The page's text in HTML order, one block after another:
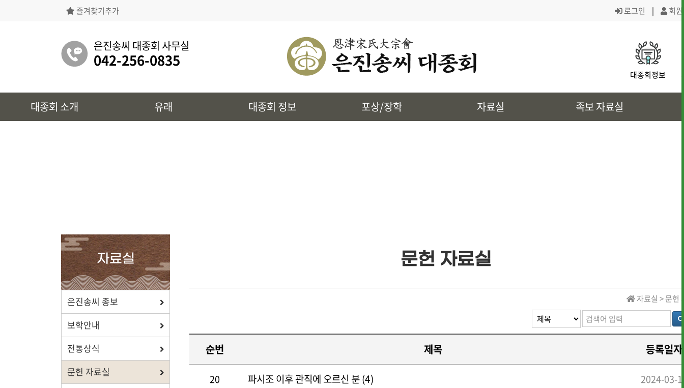
즐겨찾기추가 로그인 | 회
은진송씨 대종회 사무실
042-256-0835
대종회정보
대종회 소개 유래 대종회 정보 포상/장학 자료실 족보 자료실
· 역대회장,의
유래
시조 및 보관유리, 선대묘역을
· 송씨 근원
· 토정 집단공유허비
· 시조 및 본관유래
· 상하송촌리에 대하여
· 대전회덕 거주이유
· 삼강려 애각
· 상4대 신위
· 쌍청당과 대
포상/장학
효행 정신과 숭조돈종의 사상이
투철한 장학생을 지원합니다.
· 역대 수상자 명단
자료실
은진송씨 종보
보학안내
전통상식
문헌 자료실
문헌 자료실
자료실 > 문헌
순번 제목 등록일자
20 파시조 이후 관직에 오르신 분 (4) 2024-03-